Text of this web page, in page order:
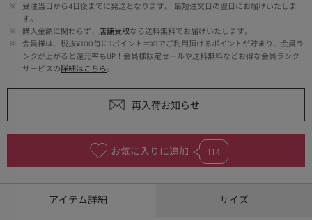
※
受注当日から4日後までに発送となります。 最短注文日の翌日にお届けいたしま
す。
※
購入金額に関わらず、 店舗受取なら送料無料でお届けいたします。
※
会員様は、税抜¥100毎に1ポイント＝¥1でご利用頂けるポイントが貯まり、会員ラ
ンクが上がると還元率もUP！会員様限定セールや送料無料などお得な会員ランク
サービスの詳細はこちら。
お気に入りに追加 114
アイテム詳細 サイズ